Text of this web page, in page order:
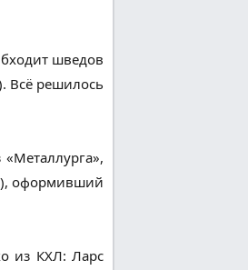
шведов
Всё решилось
оформивший
из КХЛ: Ларс